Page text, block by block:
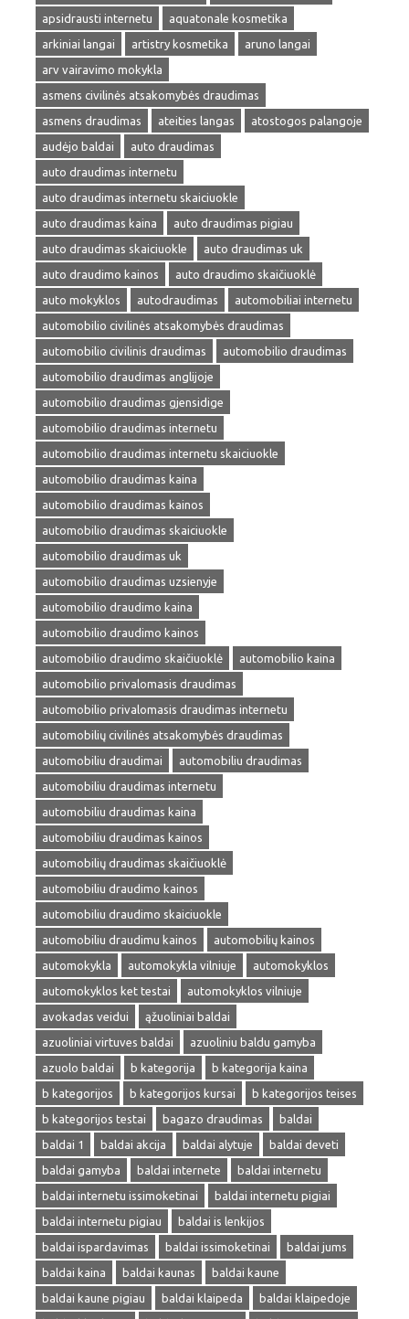
apsidrausti internetu
aquatonale kosmetika
arkiniai langai
artistry kosmetika
aruno langai
arv vairavimo mokykla
asmens civilinės atsakomybės draudimas
asmens draudimas
ateities langas
atostogos palangoje
audėjo baldai
auto draudimas
auto draudimas internetu
auto draudimas internetu skaiciuokle
auto draudimas kaina
auto draudimas pigiau
auto draudimas skaiciuokle
auto draudimas uk
auto draudimo kainos
auto draudimo skaičiuoklė
auto mokyklos
autodraudimas
automobiliai internetu
automobilio civilinės atsakomybės draudimas
automobilio civilinis draudimas
automobilio draudimas
automobilio draudimas anglijoje
automobilio draudimas gjensidige
automobilio draudimas internetu
automobilio draudimas internetu skaiciuokle
automobilio draudimas kaina
automobilio draudimas kainos
automobilio draudimas skaiciuokle
automobilio draudimas uk
automobilio draudimas uzsienyje
automobilio draudimo kaina
automobilio draudimo kainos
automobilio draudimo skaičiuoklė
automobilio kaina
automobilio privalomasis draudimas
automobilio privalomasis draudimas internetu
automobilių civilinės atsakomybės draudimas
automobiliu draudimai
automobiliu draudimas
automobiliu draudimas internetu
automobiliu draudimas kaina
automobiliu draudimas kainos
automobilių draudimas skaičiuoklė
automobiliu draudimo kainos
automobiliu draudimo skaiciuokle
automobiliu draudimu kainos
automobilių kainos
automokykla
automokykla vilniuje
automokyklos
automokyklos ket testai
automokyklos vilniuje
avokadas veidui
ąžuoliniai baldai
azuoliniai virtuves baldai
azuoliniu baldu gamyba
azuolo baldai
b kategorija
b kategorija kaina
b kategorijos
b kategorijos kursai
b kategorijos teises
b kategorijos testai
bagazo draudimas
baldai
baldai 1
baldai akcija baldai alytuje
baldai deveti
baldai gamyba
baldai internete
baldai internetu
baldai internetu issimoketinai
baldai internetu pigiai
baldai internetu pigiau
baldai is lenkijos
baldai ispardavimas
baldai issimoketinai
baldai jums
baldai kaina
baldai kaunas
baldai kaune
baldai kaune pigiau
baldai klaipeda
baldai klaipedoje